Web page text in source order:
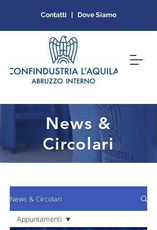
Contatti | Dove Siamo
News &
Circolari
News & Circolari
Appuntamenti